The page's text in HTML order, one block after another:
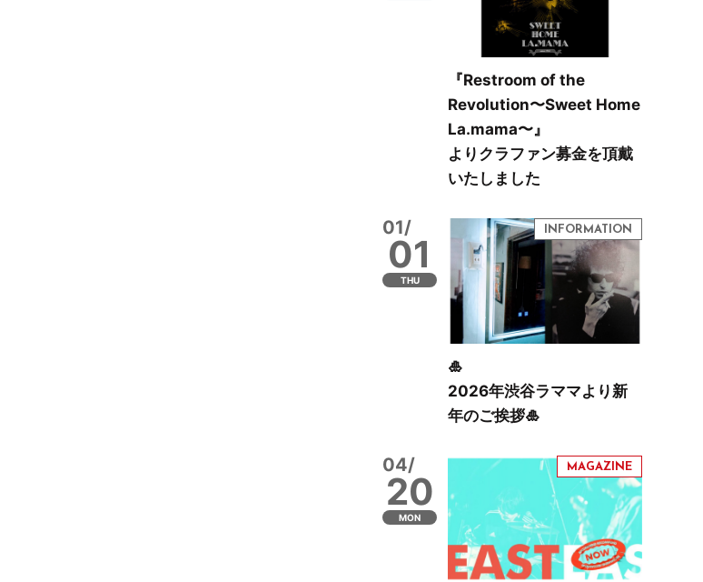
『Restroom of the
Revolution〜Sweet Home
La.mama〜』
よりクラファン募金を頂戴
いたしました
01/
01
THU
🎍
2026年渋谷ラママより新
年のご挨拶🎍
04/
20
MON